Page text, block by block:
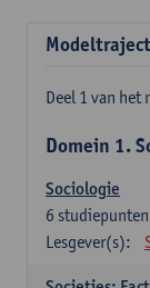
Deel 1 van
Domein 1.
Sociologie
6 studiepunten
Lesgever(s):